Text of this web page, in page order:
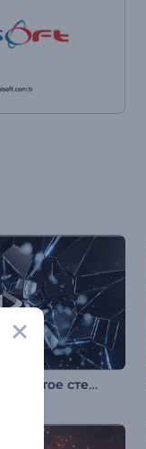
Анимация лого: Разбитое стекло